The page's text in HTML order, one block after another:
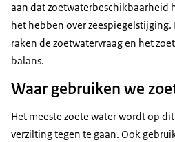
aan dat zoetwaterbeschikbaarheid
het hebben over zeespiegelstijging.
raken de zoetwatervraag en het
balans.
Waar gebruiken we
Het meeste zoete water wordt op
verzilting tegen te gaan. Ook